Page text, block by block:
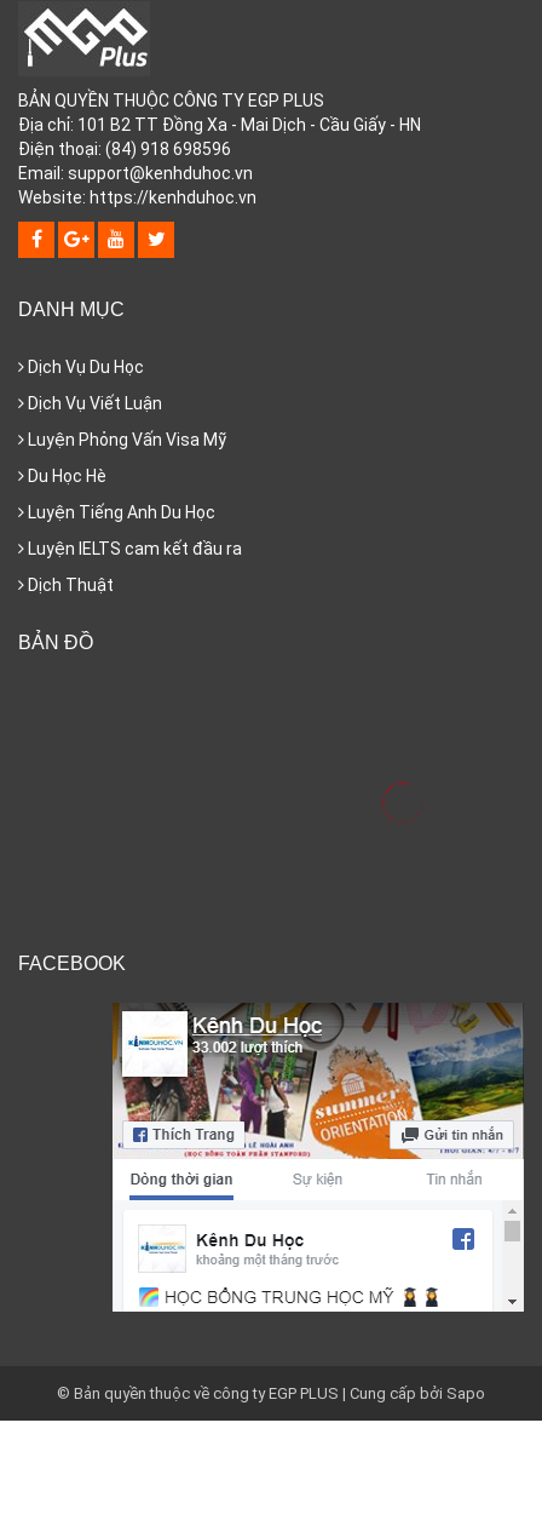
BẢN QUYỀN THUỘC CÔNG TY EGP PLUS
Địa chỉ: 101 B2 TT Đồng Xa - Mai Dịch - Cầu Giấy - HN
Điện thoại: (84) 918 698596
Email: support@kenhduhoc.vn
Website: https://kenhduhoc.vn
DANH MỤC
Dịch Vụ Du Học
Dịch Vụ Viết Luận
Luyện Phỏng Vấn Visa Mỹ
Du Học Hè
Luyện Tiếng Anh Du Học
Luyện IELTS cam kết đầu ra
Dịch Thuật
BẢN ĐỒ
FACEBOOK